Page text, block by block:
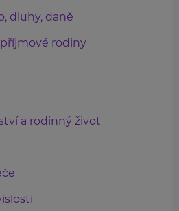
dluhy, daně
rodiny
a rodinný život